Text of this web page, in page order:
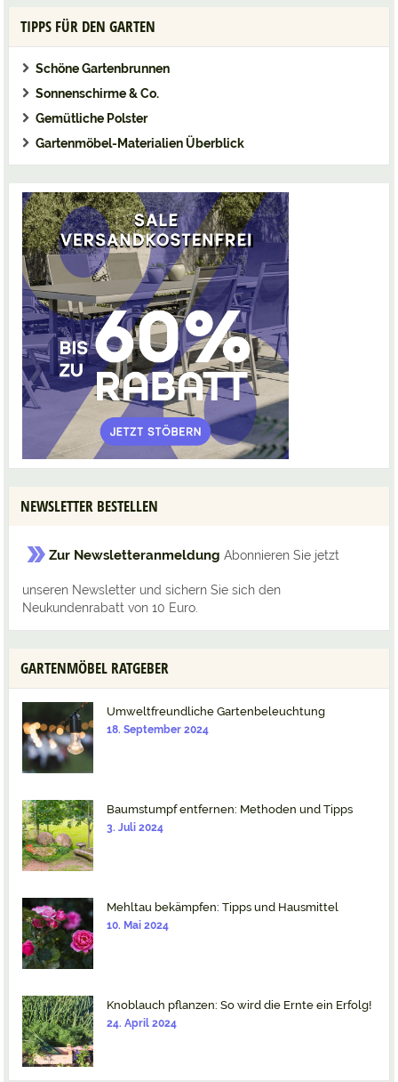
TIPPS FÜR DEN GARTEN
Schöne Gartenbrunnen
Sonnenschirme & Co.
Gemütliche Polster
Gartenmöbel-Materialien Überblick
NEWSLETTER BESTELLEN
Zur Newsletteranmeldung Abonnieren Sie jetzt
unseren Newsletter und sichern Sie sich den
Neukundenrabatt von 10 Euro.
GARTENMÖBEL RATGEBER
Umweltfreundliche Gartenbeleuchtung
18. September 2024
Baumstumpf entfernen: Methoden und Tipps
3. Juli 2024
Mehltau bekämpfen: Tipps und Hausmittel
10. Mai 2024
Knoblauch pflanzen: So wird die Ernte ein Erfolg!
24. April 2024